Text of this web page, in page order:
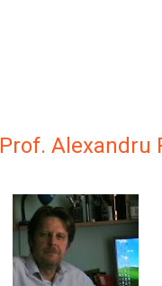
Prof. Alexandru